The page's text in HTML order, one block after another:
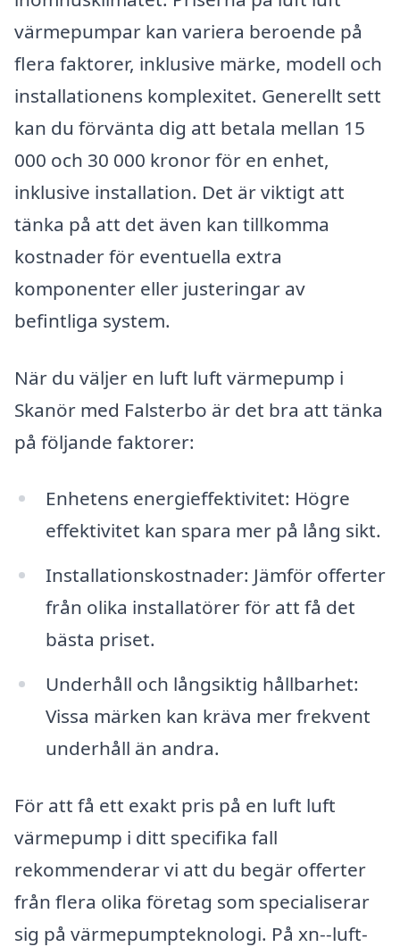
värmepumpar kan variera beroende på
flera faktorer, inklusive märke, modell och
installationens komplexitet. Generellt sett
kan du förvänta dig att betala mellan 15
000 och 30 000 kronor för en enhet,
inklusive installation. Det är viktigt att
tänka på att det även kan tillkomma
kostnader för eventuella extra
komponenter eller justeringar av
befintliga system.
När du väljer en luft luft värmepump i
Skanör med Falsterbo är det bra att tänka
på följande faktorer:
Enhetens energieffektivitet: Högre
effektivitet kan spara mer på lång sikt.
Installationskostnader: Jämför offerter
från olika installatörer för att få det
bästa priset.
Underhåll och långsiktig hållbarhet:
Vissa märken kan kräva mer frekvent
underhåll än andra.
För att få ett exakt pris på en luft luft
värmepump i ditt specifika fall
rekommenderar vi att du begär offerter
från flera olika företag som specialiserar
sig på värmepumpteknologi. På xn--luft-